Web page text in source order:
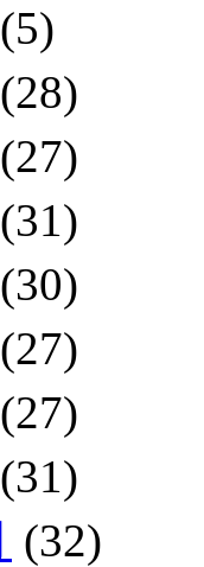
(5)
(28)
(27)
(31)
(30)
(27)
(27)
(31)
(32)